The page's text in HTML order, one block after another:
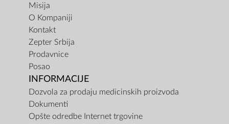
Misija
O Kompaniji
Kontakt
Zepter Srbija
Prodavnice
Posao
INFORMACIJE
Dozvola za prodaju medicinskih proizvoda
Dokumenti
Opšte odredbe Internet trgovine